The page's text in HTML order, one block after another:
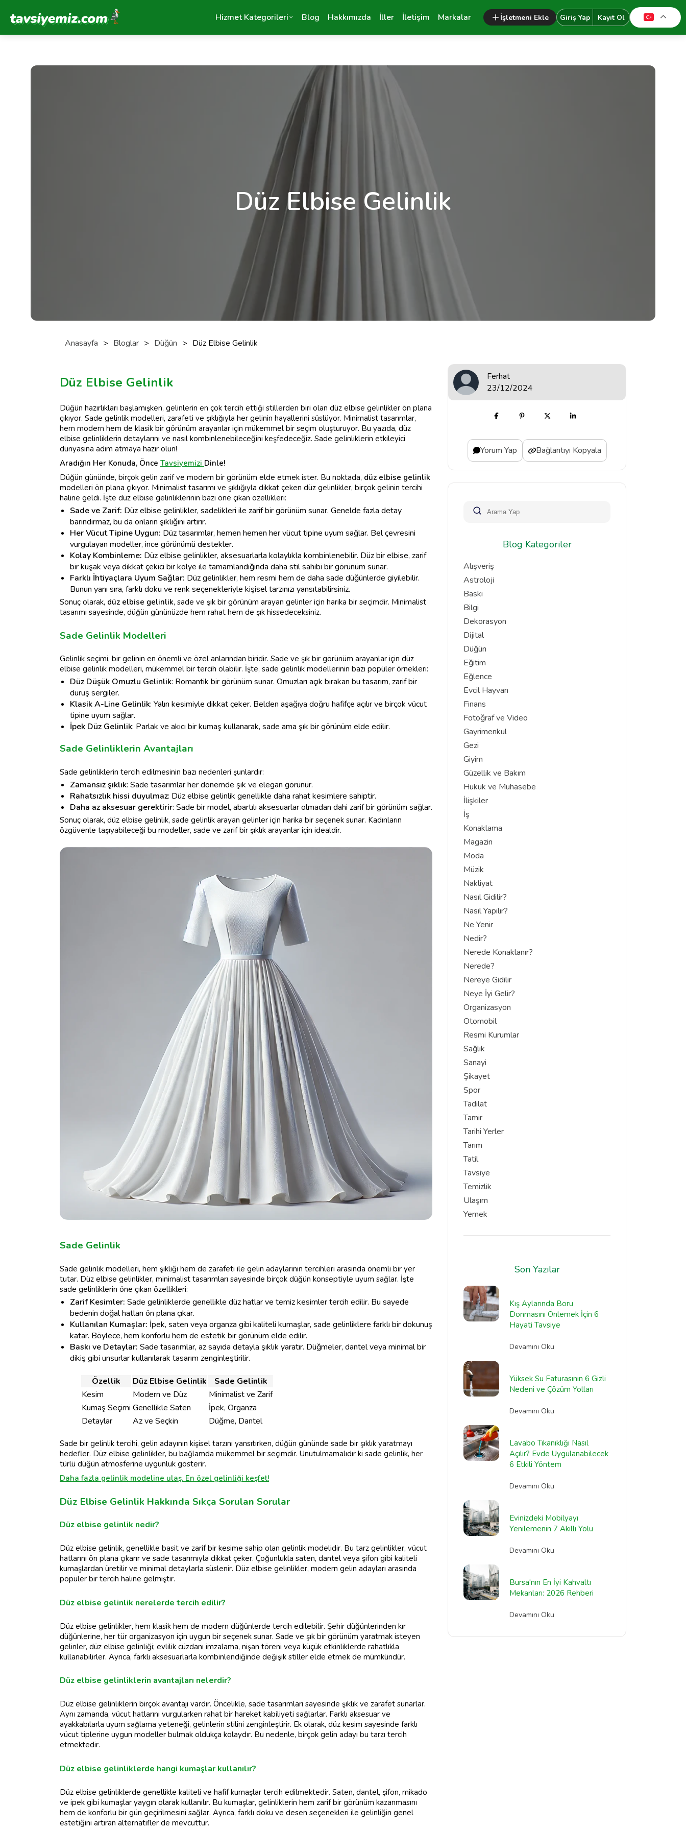
Tavsiyemiz Anasayfa Hizmet Kategorileri Blog Hakkımızda İller İletişim Markalar İşletmeni Ekle Giriş Yap Kayıt Ol
Düz Elbise Gelinlik
Anasayfa > Bloglar > Düğün > Düz Elbise Gelinlik
Düz Elbise Gelinlik
Düğün hazırlıkları başlamışken, gelinlerin en çok tercih ettiği stillerden biri olan düz elbise gelinlikler ön plana
çıkıyor. Sade gelinlik modelleri, zarafeti ve şıklığıyla her gelinin hayallerini süslüyor. Minimalist tasarımlar,
hem modern hem de klasik bir görünüm arayanlar için mükemmel bir seçim oluşturuyor. Bu yazıda, düz
elbise gelinliklerin detaylarını ve nasıl kombinlenebileceğini keşfedeceğiz. Sade gelinliklerin etkileyici
dünyasına adım atmaya hazır olun!
Aradığın Her Konuda, Önce Tavsiyemizi Dinle!
Düğün gününde, birçok gelin zarif ve modern bir görünüm elde etmek ister. Bu noktada, düz elbise gelinlik
modelleri ön plana çıkıyor. Minimalist tasarımı ve şıklığıyla dikkat çeken düz gelinlikler, birçok gelinin tercihi
haline geldi. İşte düz elbise gelinliklerinin bazı öne çıkan özellikleri:
Sade ve Zarif: Düz elbise gelinlikler, sadelikleri ile zarif bir görünüm sunar. Genelde fazla detay
barındırmaz, bu da onların şıklığını artırır.
Her Vücut Tipine Uygun: Düz tasarımlar, hemen hemen her vücut tipine uyum sağlar. Bel çevresini
vurgulayan modeller, ince görünümü destekler.
Kolay Kombinleme: Düz elbise gelinlikler, aksesuarlarla kolaylıkla kombinlenebilir. Düz bir elbise, zarif
bir kuşak veya dikkat çekici bir kolye ile tamamlandığında daha stil sahibi bir görünüm sunar.
Farklı İhtiyaçlara Uyum Sağlar: Düz gelinlikler, hem resmi hem de daha sade düğünlerde giyilebilir.
Bunun yanı sıra, farklı doku ve renk seçenekleriyle kişisel tarzınızı yansıtabilirsiniz.
Sonuç olarak, düz elbise gelinlik, sade ve şık bir görünüm arayan gelinler için harika bir seçimdir. Minimalist
tasarımı sayesinde, düğün gününüzde hem rahat hem de şık hissedeceksiniz.
Sade Gelinlik Modelleri
Gelinlik seçimi, bir gelinin en önemli ve özel anlarından biridir. Sade ve şık bir görünüm arayanlar için düz
elbise gelinlik modelleri, mükemmel bir tercih olabilir. İşte, sade gelinlik modellerinin bazı popüler örnekleri:
Düz Düşük Omuzlu Gelinlik: Romantik bir görünüm sunar. Omuzları açık bırakan bu tasarım, zarif bir
duruş sergiler.
Klasik A-Line Gelinlik: Yalın kesimiyle dikkat çeker. Belden aşağıya doğru hafifçe açılır ve birçok vücut
tipine uyum sağlar.
İpek Düz Gelinlik: Parlak ve akıcı bir kumaş kullanarak, sade ama şık bir görünüm elde edilir.
Sade Gelinliklerin Avantajları
Sade gelinliklerin tercih edilmesinin bazı nedenleri şunlardır:
Zamansız şıklık: Sade tasarımlar her dönemde şık ve elegan görünür.
Rahatsızlık hissi duyulmaz: Düz elbise gelinlik genellikle daha rahat kesimlere sahiptir.
Daha az aksesuar gerektirir: Sade bir model, abartılı aksesuarlar olmadan dahi zarif bir görünüm sağlar.
Sonuç olarak, düz elbise gelinlik, sade gelinlik arayan gelinler için harika bir seçenek sunar. Kadınların
özgüvenle taşıyabileceği bu modeller, sade ve zarif bir şıklık arayanlar için idealdir.
Sade Gelinlik
Sade gelinlik modelleri, hem şıklığı hem de zarafeti ile gelin adaylarının tercihleri arasında önemli bir yer
tutar. Düz elbise gelinlikler, minimalist tasarımları sayesinde birçok düğün konseptiyle uyum sağlar. İşte
sade gelinliklerin öne çıkan özellikleri:
Zarif Kesimler: Sade gelinliklerde genellikle düz hatlar ve temiz kesimler tercih edilir. Bu sayede
bedenin doğal hatları ön plana çıkar.
Kullanılan Kumaşlar: İpek, saten veya organza gibi kaliteli kumaşlar, sade gelinliklere farklı bir dokunuş
katar. Böylece, hem konforlu hem de estetik bir görünüm elde edilir.
Baskı ve Detaylar: Sade tasarımlar, az sayıda detayla şıklık yaratır. Düğmeler, dantel veya minimal bir
dikiş gibi unsurlar kullanılarak tasarım zenginleştirilir.
Özellik Düz Elbise Gelinlik
Sade Gelinlik
Kesim
Modern ve Düz
Minimalist ve Zarif
Kumaş Seçimi Genellikle Saten
İpek, Organza
Detaylar
Az ve Seçkin Düğme, Dantel
Sade bir gelinlik tercihi, gelin adayının kişisel tarzını yansıtırken, düğün gününde sade bir şıklık yaratmayı
hedefler. Düz elbise gelinlikler, bu bağlamda mükemmel bir seçimdir. Unutulmamalıdır ki sade gelinlik, her
türlü düğün atmosferine uygunluk gösterir.
Daha fazla gelinlik modeline ulaş. En özel gelinliği keşfet!
Düz Elbise Gelinlik Hakkında Sıkça Sorulan Sorular
Düz elbise gelinlik nedir?
Düz elbise gelinlik, genellikle basit ve zarif bir kesime sahip olan gelinlik modelidir. Bu tarz gelinlikler, vücut
hatlarını ön plana çıkarır ve sade tasarımıyla dikkat çeker. Çoğunlukla saten, dantel veya şifon gibi kaliteli
kumaşlardan üretilir ve minimal detaylarla süslenir. Düz elbise gelinlikler, modern gelin adayları arasında
popüler bir tercih haline gelmiştir.
Düz elbise gelinlik nerelerde tercih edilir?
Düz elbise gelinlikler, hem klasik hem de modern düğünlerde tercih edilebilir. Şehir düğünlerinden kır
düğünlerine, her tür organizasyon için uygun bir seçenek sunar. Sade ve şık bir görünüm yaratmak isteyen
gelinler, düz elbise gelinliği; evlilik cüzdanı imzalama, nişan töreni veya küçük etkinliklerde rahatlıkla
kullanabilirler. Ayrıca, farklı aksesuarlarla kombinlendiğinde değişik stiller elde etmek de mümkündür.
Düz elbise gelinliklerin avantajları nelerdir?
Düz elbise gelinliklerin birçok avantajı vardır. Öncelikle, sade tasarımları sayesinde şıklık ve zarafet sunarlar.
Aynı zamanda, vücut hatlarını vurgularken rahat bir hareket kabiliyeti sağlarlar. Farklı aksesuar ve
ayakkabılarla uyum sağlama yeteneği, gelinlerin stilini zenginleştirir. Ek olarak, düz kesim sayesinde farklı
vücut tiplerine uygun modeller bulmak oldukça kolaydır. Bu nedenle, birçok gelin adayı bu tarzı tercih
etmektedir.
Düz elbise gelinliklerde hangi kumaşlar kullanılır?
Düz elbise gelinliklerde genellikle kaliteli ve hafif kumaşlar tercih edilmektedir. Saten, dantel, şifon, mikado
ve ipek gibi kumaşlar yaygın olarak kullanılır. Bu kumaşlar, gelinliklerin hem zarif bir görünüm kazanmasını
hem de konforlu bir gün geçirilmesini sağlar. Ayrıca, farklı doku ve desen seçenekleri ile gelinliğin genel
estetiğini artıran alternatifler de mevcuttur.
Ferhat
23/12/2024
Yorum Yap Bağlantıyı Kopyala
Blog Kategoriler
Alışveriş
Astroloji
Baskı
Bilgi
Dekorasyon
Dijital
Düğün
Eğitim
Eğlence
Evcil Hayvan
Finans
Fotoğraf ve Video
Gayrimenkul
Gezi
Giyim
Güzellik ve Bakım
Hukuk ve Muhasebe
İlişkiler
İş
Konaklama
Magazin
Moda
Müzik
Nakliyat
Nasıl Gidilir?
Nasıl Yapılır?
Ne Yenir
Nedir?
Nerede Konaklanır?
Nerede?
Nereye Gidilir
Neye İyi Gelir?
Organizasyon
Otomobil
Resmi Kurumlar
Sağlık
Sanayi
Şikayet
Spor
Tadilat
Tamir
Tarihi Yerler
Tarım
Tatil
Tavsiye
Temizlik
Ulaşım
Yemek
Son Yazılar
Kış Aylarında Boru
Donmasını Önlemek İçin 6
Hayati Tavsiye
Devamını Oku
Yüksek Su Faturasının 6 Gizli
Nedeni ve Çözüm Yolları
Devamını Oku
Lavabo Tıkanıklığı Nasıl
Açılır? Evde Uygulanabilecek
6 Etkili Yöntem
Devamını Oku
Evinizdeki Mobilyayı
Yenilemenin 7 Akıllı Yolu
Devamını Oku
Bursa'nın En İyi Kahvaltı
Mekanları: 2026 Rehberi
Devamını Oku